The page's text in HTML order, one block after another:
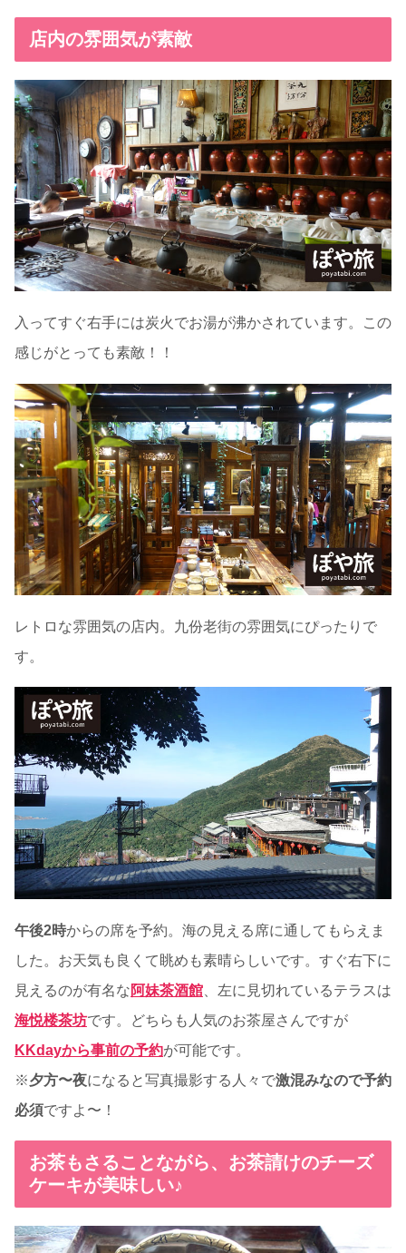
店内の雰囲気が素敵
入ってすぐ右手には炭火でお湯が沸かされています。この
感じがとっても素敵！！
レトロな雰囲気の店内。九份老街の雰囲気にぴったりで
す。
午後2時からの席を予約。海の見える席に通してもらえま
した。お天気も良くて眺めも素晴らしいです。すぐ右下に
見えるのが有名な阿妹茶酒館 、左に見切れているテラスは
海悦楼茶坊です。どちらも人気のお茶屋さんですが
KKdayから事前の予約が可能です。
※夕方〜夜になると写真撮影する人々で激混みなので予約
必須ですよ〜！
お茶もさることながら、お茶請けのチーズ
ケーキが美味しい♪